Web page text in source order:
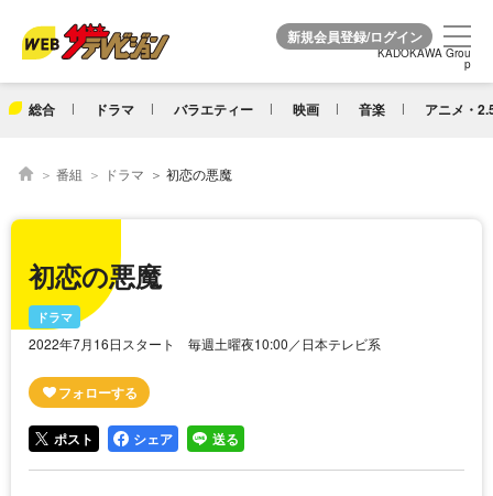
KADOKAWA Grou
p
総合 ドラマ バラエティー 映画 音楽 アニメ・
KADOKAWA Grou
p
番組 ドラマ 初恋の悪魔
初恋の悪魔
ドラマ
2022年7月16日スタート 毎週土曜夜10:00／日本テレビ系
ポスト シェア 送る